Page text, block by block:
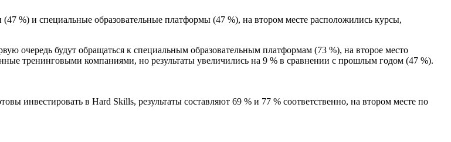
%) и специальные образовательные платформы (47 %), на втором месте расположились курсы,
очередь будут обращаться к специальным образовательным платформам (73 %), на второе место
тренинговыми компаниями, но результаты увеличились на 9 % в сравнении с прошлым годом (47 %).
инвестировать в Hard Skills, результаты составляют 69 % и 77 % соответственно, на втором месте по